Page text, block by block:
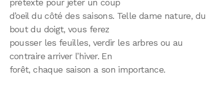
prétexte pour jeter un coup
d’oeil du côté des saisons. Telle dame nature, du
bout du doigt, vous ferez
pousser les feuilles, verdir les arbres ou au
contraire arriver l’hiver. En
forêt, chaque saison a son importance.